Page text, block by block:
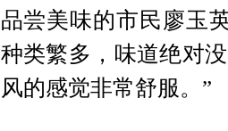
品尝美味的市民廖玉
种类繁多，味道绝对
风的感觉非常舒服。”